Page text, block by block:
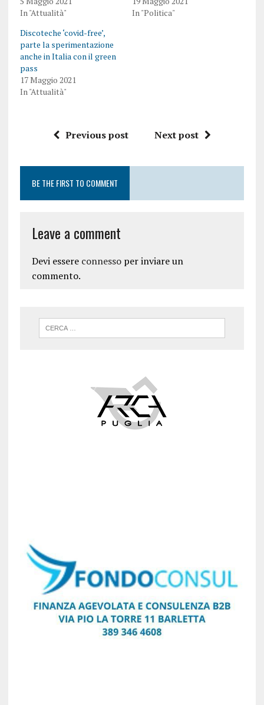
In "Attualità"
In "Politica"
Discoteche ‘covid-free’,
parte la sperimentazione
anche in Italia con il green
pass
17 Maggio 2021
In "Attualità"
Previous post Next post
BE THE FIRST TO COMMENT
Leave a comment
Devi essere connessoper inviare un
commento.